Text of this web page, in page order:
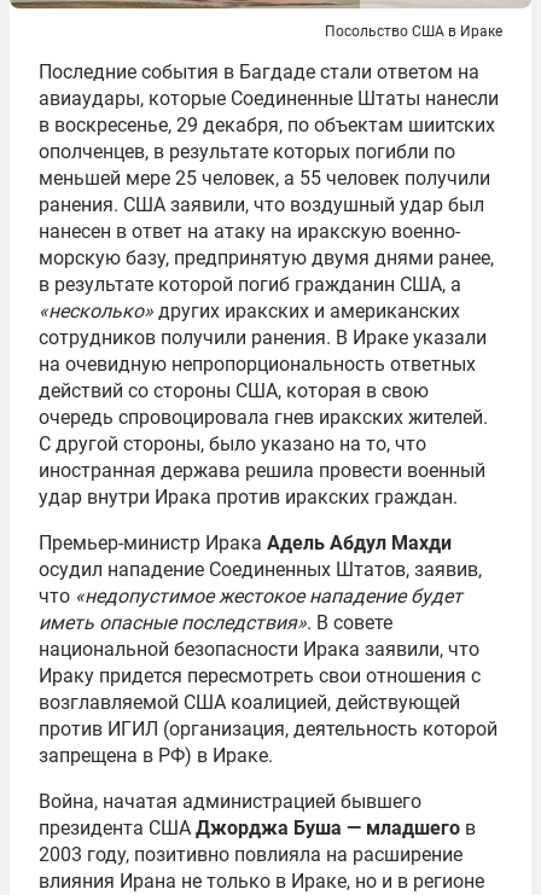
Посольство США в Ираке
Последние события в Багдаде стали ответом на
авиаудары, которые Соединенные Штаты нанесли
в воскресенье, 29 декабря, по объектам шиитских
ополченцев, в результате которых погибли по
меньшей мере 25 человек, а 55 человек получили
ранения. США заявили, что воздушный удар был
нанесен в ответ на атаку на иракскую военно-
морскую базу, предпринятую двумя днями ранее,
в результате которой погиб гражданин США, а
«несколько» других иракских и американских
сотрудников получили ранения. В Ираке указали
на очевидную непропорциональность ответных
действий со стороны США, которая в свою
очередь спровоцировала гнев иракских жителей.
С другой стороны, было указано на то, что
иностранная держава решила провести военный
удар внутри Ирака против иракских граждан.
Премьер-министр Ирака Адель Абдул Махди
осудил нападение Соединенных Штатов, заявив,
что «недопустимое жестокое нападение будет
иметь опасные последствия». В совете
национальной безопасности Ирака заявили, что
Ираку придется пересмотреть свои отношения с
возглавляемой США коалицией, действующей
против ИГИЛ (организация, деятельность которой
запрещена в РФ) в Ираке.
Война, начатая администрацией бывшего
президента США Джорджа Буша — младшего в
2003 году, позитивно повлияла на расширение
влияния Ирана не только в Ираке, но и в регионе